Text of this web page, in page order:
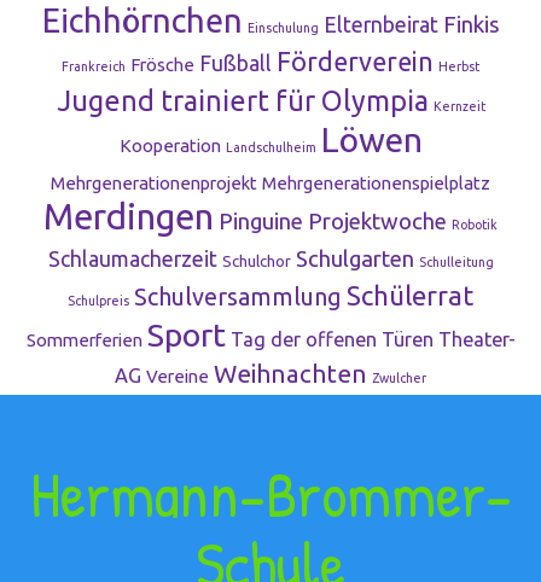
Eichhörnchen Einschulung Elternbeirat Finkis
Frankreich Frösche Fußball Förderverein Herbst
Jugend trainiert für Olympia Kernzeit
Kooperation Landschulheim Löwen
Mehrgenerationenprojekt Mehrgenerationenspielplatz
Merdingen Pinguine Projektwoche Robotik
Schlaumacherzeit Schulchor Schulgarten Schulleitung
Schulpreis Schulversammlung Schülerrat
Sommerferien Sport Tag der offenen Türen Theater-
AG Vereine Weihnachten Zwulcher
Hermann-Brommer-
Schule